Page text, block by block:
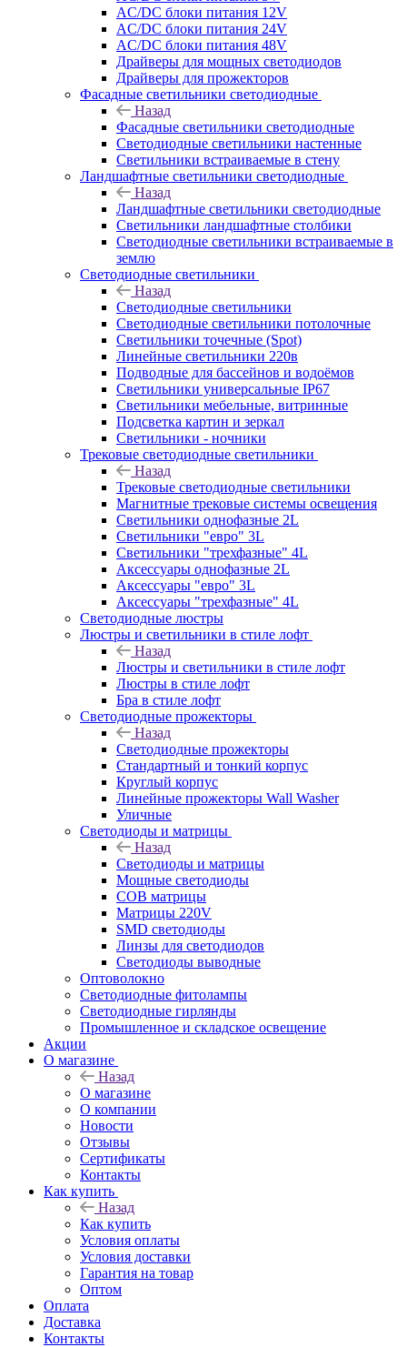
AC/DC блоки питания 12V
AC/DC блоки питания 24V
AC/DC блоки питания 48V
Драйверы для мощных светодиодов
Драйверы для прожекторов
Фасадные светильники светодиодные
Назад
Фасадные светильники светодиодные
Светодиодные светильники настенные
Светильники встраиваемые в стену
Ландшафтные светильники светодиодные
Назад
Ландшафтные светильники светодиодные
Светильники ландшафтные столбики
Светодиодные светильники встраиваемые в
землю
Светодиодные светильники
Назад
Светодиодные светильники
Светодиодные светильники потолочные
Светильники точечные (Spot)
Линейные светильники 220в
Подводные для бассейнов и водоёмов
Светильники универсальные IP67
Светильники мебельные, витринные
Подсветка картин и зеркал
Светильники - ночники
Трековые светодиодные светильники
Назад
Трековые светодиодные светильники
Магнитные трековые системы освещения
Светильники однофазные 2L
Светильники "евро" 3L
Светильники "трехфазные" 4L
Аксессуары однофазные 2L
Аксессуары "евро" 3L
Аксессуары "трехфазные" 4L
Светодиодные люстры
Люстры и светильники в стиле лофт
Назад
Люстры и светильники в стиле лофт
Люстры в стиле лофт
Бра в стиле лофт
Светодиодные прожекторы
Назад
Светодиодные прожекторы
Стандартный и тонкий корпус
Круглый корпус
Линейные прожекторы Wall Washer
Уличные
Светодиоды и матрицы
Назад
Светодиоды и матрицы
Мощные светодиоды
COB матрицы
Матрицы 220V
SMD светодиоды
Линзы для светодиодов
Светодиоды выводные
Оптоволокно
Светодиодные фитолампы
Светодиодные гирлянды
Промышленное и складское освещение
Акции
О магазине
Назад
О магазине
О компании
Новости
Отзывы
Сертификаты
Контакты
Как купить
Назад
Как купить
Условия оплаты
Условия доставки
Гарантия на товар
Оптом
Оплата
Доставка
Контакты